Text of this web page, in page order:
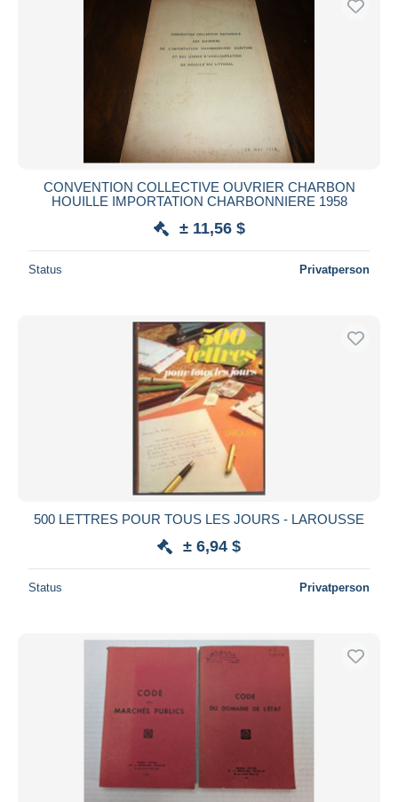
CONVENTION COLLECTIVE OUVRIER CHARBON
HOUILLE IMPORTATION CHARBONNIERE 1958
± 11,56 $
Status Privatperson
500 LETTRES POUR TOUS LES JOURS - LAROUSSE
± 6,94 $
Status Privatperson